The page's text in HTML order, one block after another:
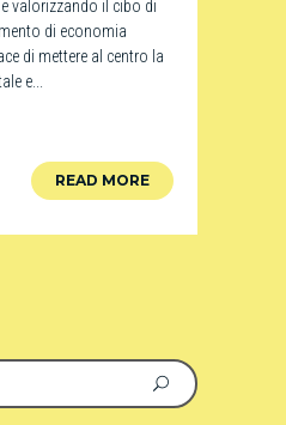
valorizzando il cibo di
di economia
di mettere al centro la
e...
READ MORE